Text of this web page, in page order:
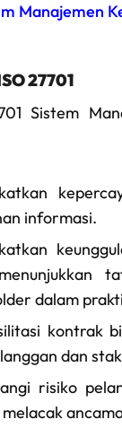
Manajemen
27701
Sistem
informasi.
dalam
kontrak
dan
risiko